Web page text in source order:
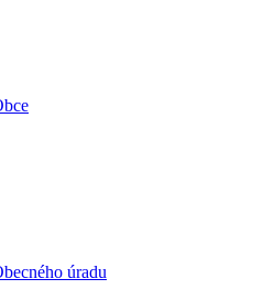
úradu